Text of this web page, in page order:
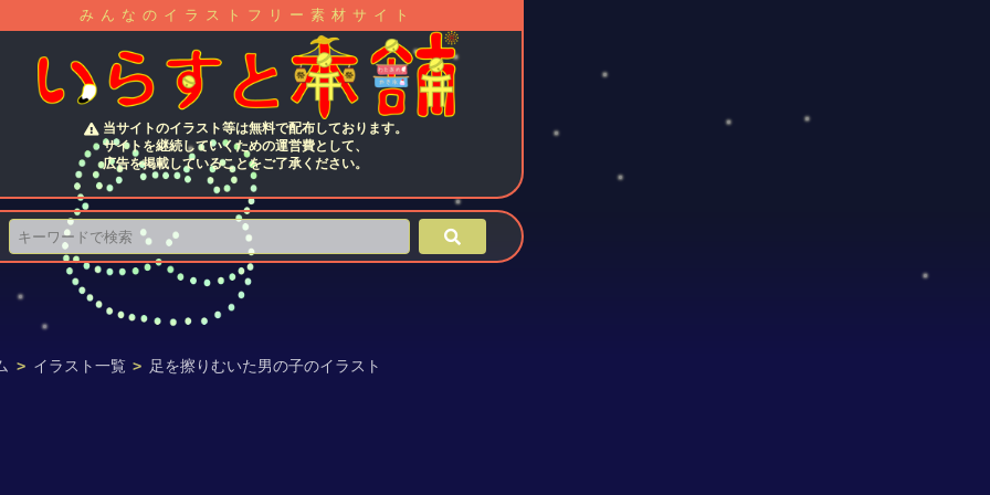
みんなのイラストフリー素材サイト
当サイトのイラスト等は無料で配布しております。
サイトを継続していくための運営費として、
広告を掲載していることをご了承ください。
> イラスト一覧 > 足を擦りむいた男の子のイラスト